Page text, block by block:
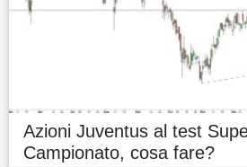
Azioni Juventus al test
Campionato, cosa fare?